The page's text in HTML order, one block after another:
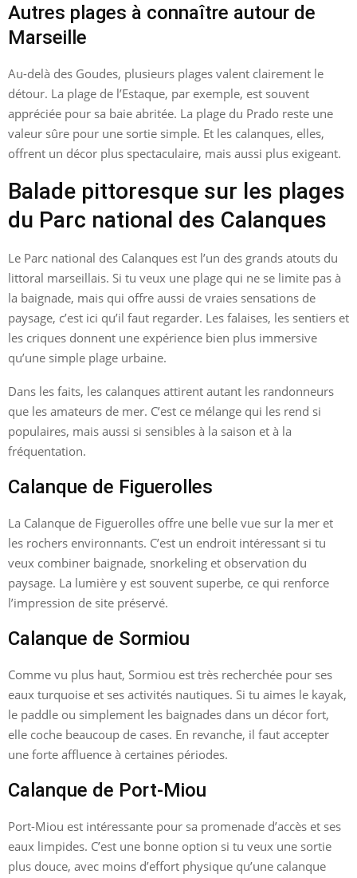
Autres plages à connaître autour de
Marseille
Au-delà des Goudes, plusieurs plages valent clairement le
détour. La plage de l’Estaque, par exemple, est souvent
appréciée pour sa baie abritée. La plage du Prado reste une
valeur sûre pour une sortie simple. Et les calanques, elles,
offrent un décor plus spectaculaire, mais aussi plus exigeant.
Balade pittoresque sur les plages
du Parc national des Calanques
Le Parc national des Calanques est l’un des grands atouts du
littoral marseillais. Si tu veux une plage qui ne se limite pas à
la baignade, mais qui offre aussi de vraies sensations de
paysage, c’est ici qu’il faut regarder. Les falaises, les sentiers et
les criques donnent une expérience bien plus immersive
qu’une simple plage urbaine.
Dans les faits, les calanques attirent autant les randonneurs
que les amateurs de mer. C’est ce mélange qui les rend si
populaires, mais aussi si sensibles à la saison et à la
fréquentation.
Calanque de Figuerolles
La Calanque de Figuerolles offre une belle vue sur la mer et
les rochers environnants. C’est un endroit intéressant si tu
veux combiner baignade, snorkeling et observation du
paysage. La lumière y est souvent superbe, ce qui renforce
l’impression de site préservé.
Calanque de Sormiou
Comme vu plus haut, Sormiou est très recherchée pour ses
eaux turquoise et ses activités nautiques. Si tu aimes le kayak,
le paddle ou simplement les baignades dans un décor fort,
elle coche beaucoup de cases. En revanche, il faut accepter
une forte affluence à certaines périodes.
Calanque de Port-Miou
Port-Miou est intéressante pour sa promenade d’accès et ses
eaux limpides. C’est une bonne option si tu veux une sortie
plus douce, avec moins d’effort physique qu’une calanque